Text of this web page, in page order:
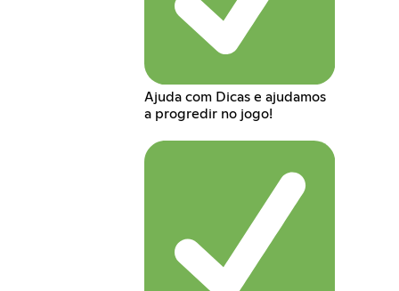
Ajuda com Dicas e ajudamos
a progredir no jogo!